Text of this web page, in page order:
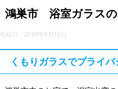
鴻巣市 浴室ガラスの
投稿日： 2019年8月16日
くもりガラスでプライ